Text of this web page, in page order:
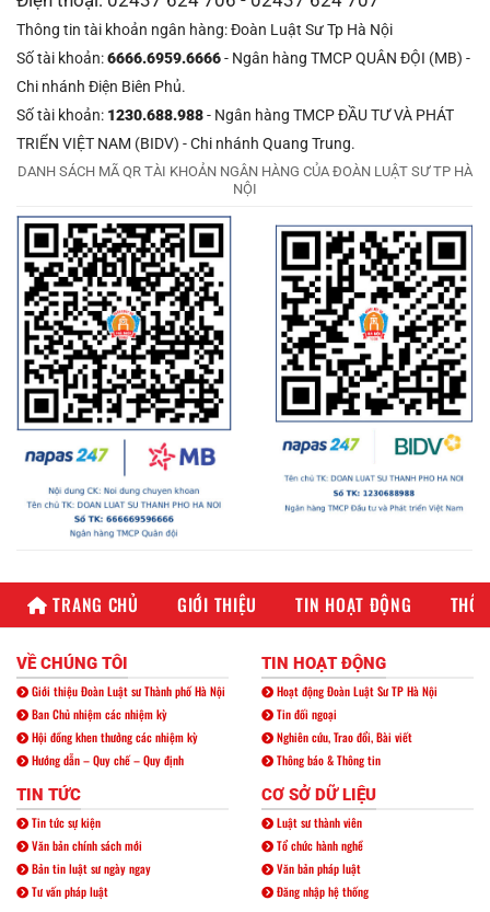
Thông tin tài khoản ngân hàng: Đoàn Luật Sư Tp Hà Nội
Số tài khoản:6666.6959.6666- Ngân hàng TMCP QUÂN ĐỘI (MB) -
Chi nhánh Điện Biên Phủ.
Số tài khoản: 1230.688.988- Ngân hàng TMCP ĐẦU TƯ VÀ PHÁT
TRIỂN VIỆT NAM (BIDV) - Chi nhánh Quang Trung.
DANH SÁCH MÃ QR TÀI KHOẢN NGÂN HÀNG CỦA ĐOÀN LUẬT SƯ TP HÀ
NỘI
TRANG CHỦ GIỚI THIỆU TIN HOẠT ĐỘNG
VỀ CHÚNG TÔI
Giới thiệu Đoàn Luật sư Thành phố Hà Nội
Ban Chủ nhiệm các nhiệm kỳ
Hội đồng khen thưởng các nhiệm kỳ
Hướng dẫn – Quy chế – Quy định
TIN HOẠT ĐỘNG
Hoạt động Đoàn Luật Sư TP Hà Nội
Tin đối ngoại
Nghiên cứu, Trao đổi, Bài viết
Thông báo & Thông tin
TIN TỨC
Tin tức sự kiện
Văn bản chính sách mới
Bản tin luật sư ngày ngay
Tư vấn pháp luật
CƠ SỞ DỮ LIỆU
Luật sư thành viên
Tổ chức hành nghề
Văn bản pháp luật
Đăng nhập hệ thống